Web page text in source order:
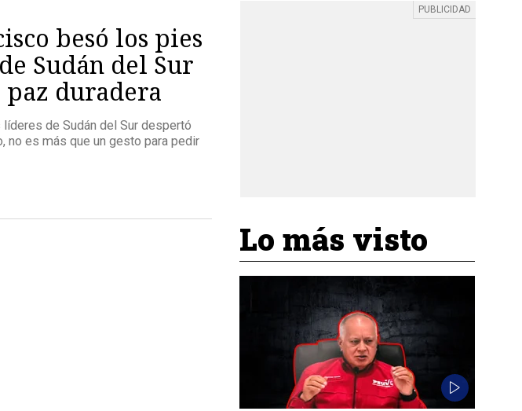
besó los pies
Sudán del Sur
duradera
de Sudán del Sur despertó
no es más que un gesto para pedir
Lo más visto